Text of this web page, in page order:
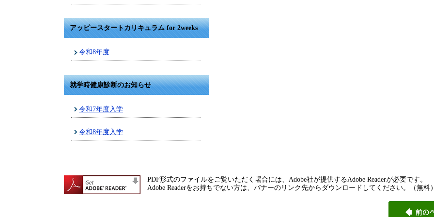
アッピースタートカリキュラム for 2weeks
令和8年度
就学時健康診断のお知らせ
令和7年度入学
令和8年度入学
PDF形式のファイルをご覧いただく場合には、Adobe社が提供するAdobe Readerが必要です。
Adobe Readerをお持ちでない方は、バナーのリンク先からダウンロードしてください。（無料